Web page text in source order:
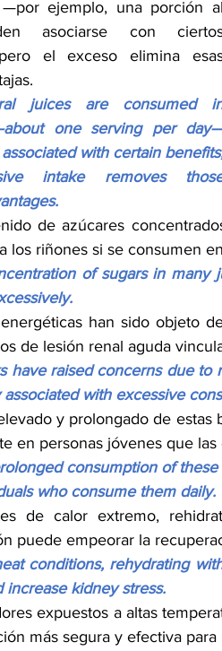
—por ejemplo, una porción al
asociarse con
el exceso elimina
juices are consumed
one serving per
with certain
intake removes
de azúcares
los riñones si se consumen
of sugars in many
han sido objeto
de lesión renal aguda
have raised concerns due to
with excessive
y prolongado de
en personas jóvenes que las
consumption of
who consume them daily.
de calor extremo,
puede empeorar la
conditions, rehydrating
increase kidney stress.
expuestos a altas
más segura y efectiva